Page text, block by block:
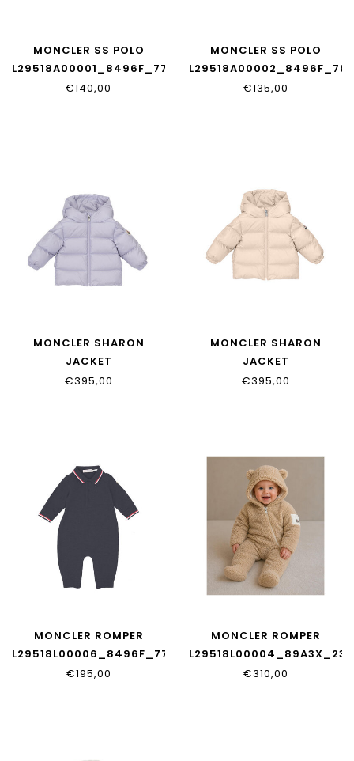
MONCLER SS POLO
L29518A00001_8496F_778
€140,00
MONCLER SS POLO
€135,00
MONCLER SHARON
JACKET
L29511A00022_597YF_62G
€395,00
MONCLER SHARON
JACKET
L29511A00022_597YF_51N
€395,00
MONCLER ROMPER
L29518L00006_8496F_778
€195,00
MONCLER ROMPER
L29518L00004_89A3X_239
€310,00